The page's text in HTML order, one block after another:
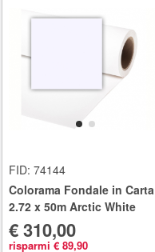
FID: 74144
Colorama Fondale in Carta
2.72 x 50m Arctic White
€ 310,00
risparmi € 89,90